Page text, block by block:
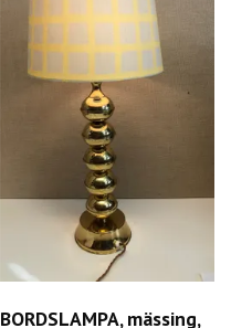
BORDSLAMPA, mässing,